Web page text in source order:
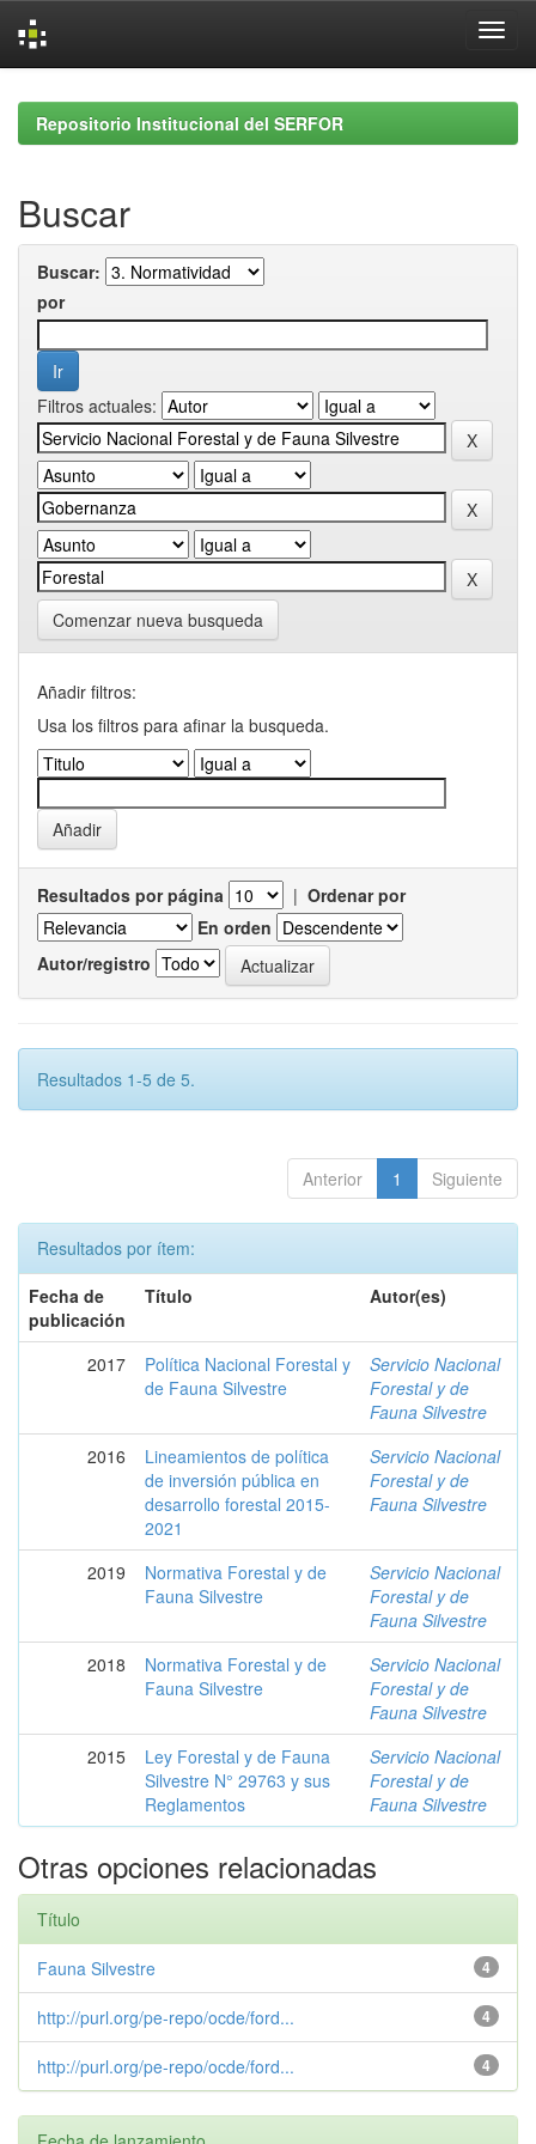
navigationRepositorio Institucional del SERFOR
Buscar
Buscar:
por
Filtros actuales:
Comenzar nueva busqueda
Añadir filtros:
Usa los filtros para afinar la busqueda.
Resultados por página | Ordenar por
En orden
Autor/registro
Resultados 1-5 de 5.
Anterior 1 Siguiente
Resultados por ítem:
Fecha de
publicación
Título Autor(es)
2017
Política Nacional Forestal y
de Fauna Silvestre
Servicio Nacional
Forestal y de
Fauna Silvestre
2016
Lineamientos de política
de inversión pública en
desarrollo forestal 2015-
2021
Servicio Nacional
Forestal y de
Fauna Silvestre
2019
Normativa Forestal y de
Fauna Silvestre
Servicio Nacional
Forestal y de
Fauna Silvestre
2018
Normativa Forestal y de
Fauna Silvestre
Servicio Nacional
Forestal y de
Fauna Silvestre
2015
Ley Forestal y de Fauna
Silvestre N° 29763 y sus
Reglamentos
Servicio Nacional
Forestal y de
Fauna Silvestre
Otras opciones relacionadas
Título
4
Fauna Silvestre
4
http://purl.org/pe-repo/ocde/ford...
4
http://purl.org/pe-repo/ocde/ford...